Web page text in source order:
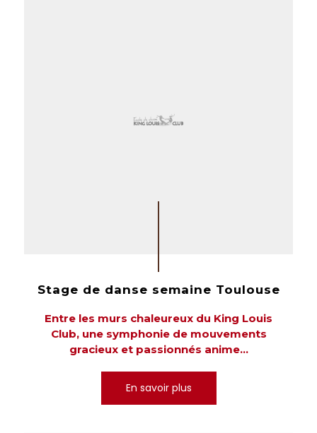
Stage de danse semaine Toulouse
Entre les murs chaleureux du King Louis
Club, une symphonie de mouvements
gracieux et passionnés anime...
En savoir plus